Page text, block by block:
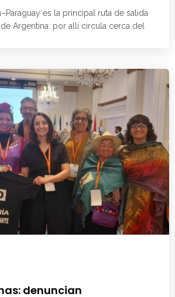
es la principal ruta de salida
Argentina: por allí circula cerca del
denuncian